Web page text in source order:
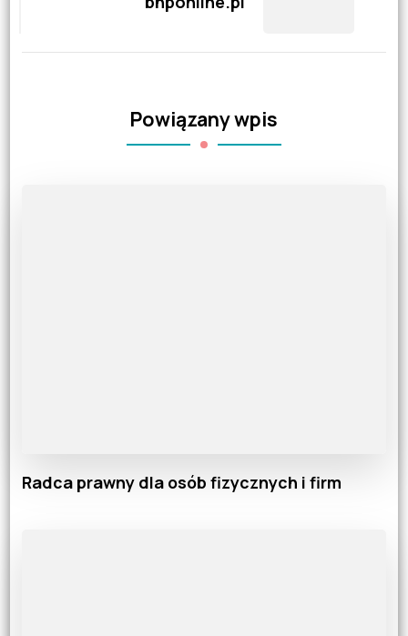
Powiązany wpis
Radca prawny dla osób fizycznych i firm